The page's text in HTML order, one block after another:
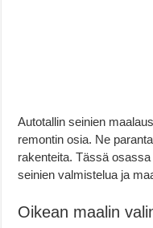
Autotallin seinien
remontin osia. Ne
rakenteita. Tässä
seinien valmistelua ja
Oikean maalin